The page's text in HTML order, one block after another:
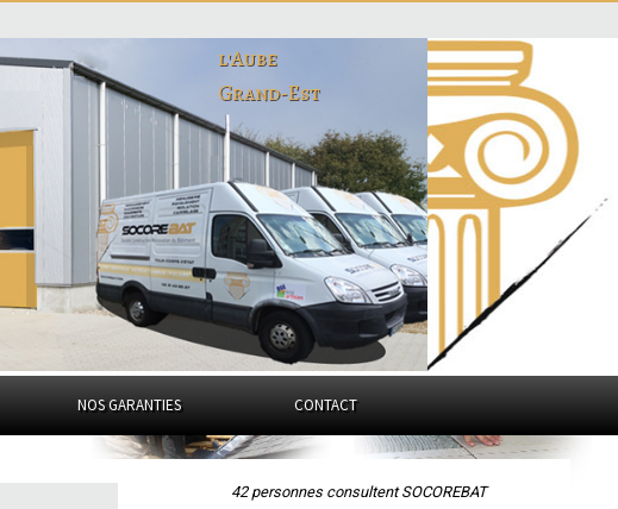
l'Aube
Grand-Est
NOS GARANTIES CONTACT
42 personnes consultent SOCOREBAT